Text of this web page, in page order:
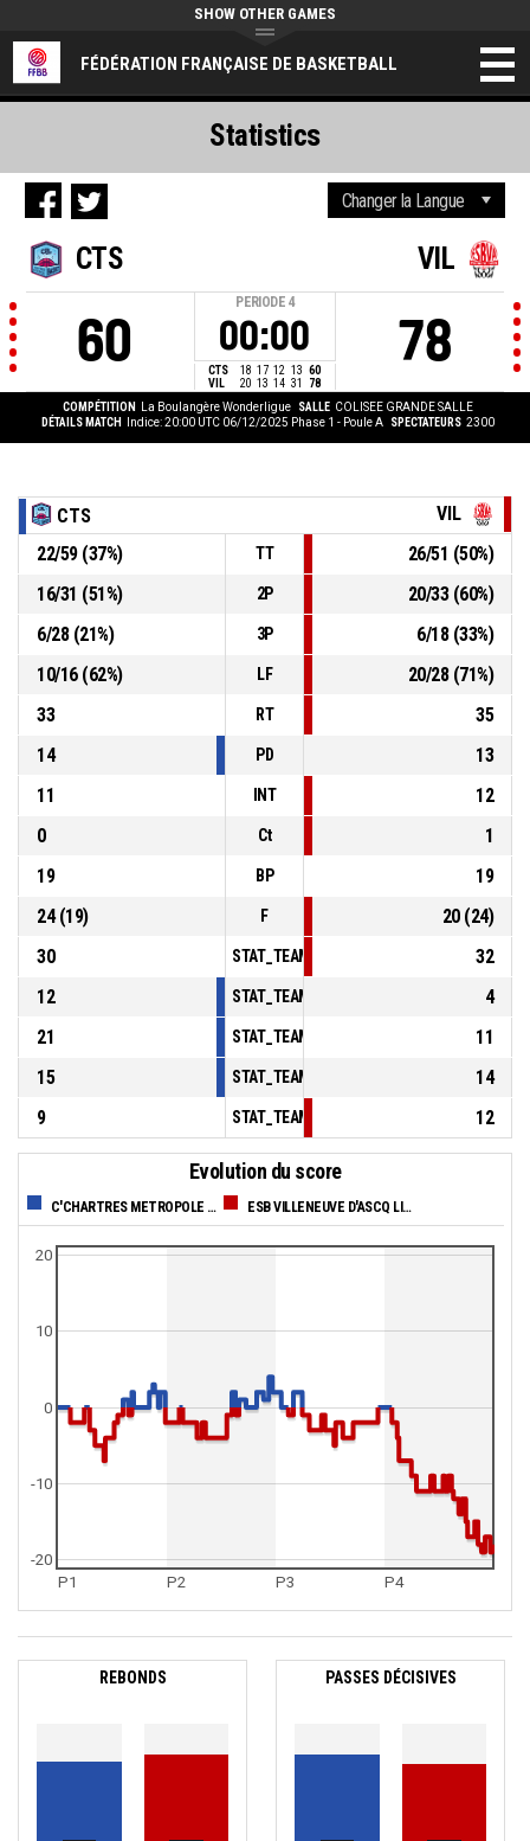
FÉDÉRATION FRANÇAISE DE BASKETBALL
SHOW OTHER GAMES
CTS
60
PERIODE 4
00:00
CTS 18 17 12 13 60
VIL
20 13 14 31 78
VIL
78
COMPÉTITION La Boulangère Wonderligue SALLE COLISEE GRANDE SALLE
DÉTAILS MATCH
Indice: 20:00 UTC 06/12/2025 Phase 1 - Poule A SPECTATEURS 2300
Statistics
CTS
VIL
22/59(37%) TT 26/51 (50%)
16/31 (51%) 2P 20/33(60%)
6/28(21%) 3P 6/18(33%)
10/16(62%) LF 20/28(71%)
33
RT
35
14
PD
13
11
INT
12
0
Ct
1
19
BP
19
24(19) F 20(24)
30
32
12
4
21
11
15
14
9
12
Evolution du score
C'CHARTRES METROPOLE BASKET FEMININ ESB VILLENEUVE D'ASCQ LILLE METROPOLE
P1 P2 P3 P4
0
10
20
-20
-10
REBONDS PASSES DÉCISIVES